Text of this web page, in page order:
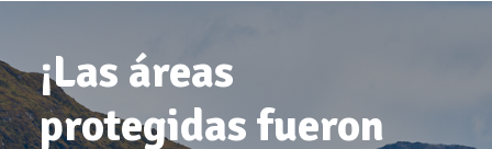
¡Las áreas
protegidas fueron